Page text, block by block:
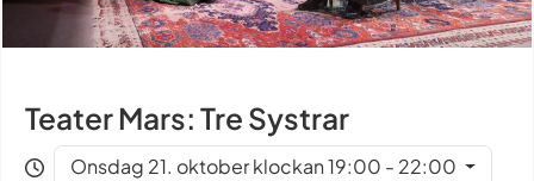
Teater Mars: Tre Systrar
Onsdag 21. oktober klockan 19:00 - 22:00